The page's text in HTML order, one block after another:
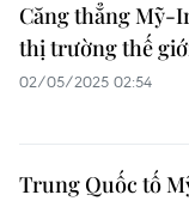
Căng thẳng Mỹ-
thị trường thế
02/05/2025 02:54
Trung Quốc tố